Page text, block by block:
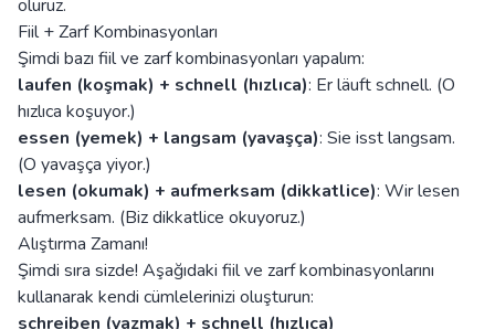
oluruz.
Fiil + Zarf Kombinasyonları
Şimdi bazı fiil ve zarf kombinasyonları yapalım:
laufen (koşmak) + schnell (hızlıca): Er läuft schnell. (O
hızlıca koşuyor.)
essen (yemek) + langsam (yavaşça): Sie isst langsam.
(O yavaşça yiyor.)
lesen (okumak) + aufmerksam (dikkatlice): Wir lesen
aufmerksam. (Biz dikkatlice okuyoruz.)
Alıştırma Zamanı!
Şimdi sıra sizde! Aşağıdaki fiil ve zarf kombinasyonlarını
kullanarak kendi cümlelerinizi oluşturun:
schreiben (yazmak) + schnell (hızlıca)